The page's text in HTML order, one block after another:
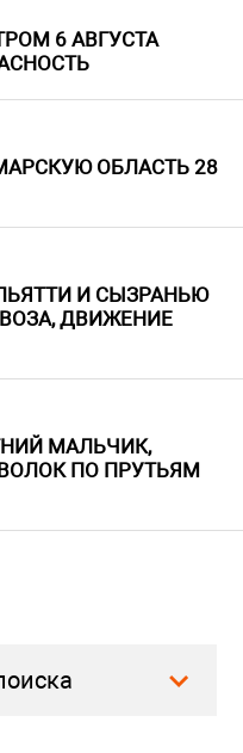
6 АВГУСТА
ОБЛАСТЬ 28
И СЫЗРАНЬЮ
ДВИЖЕНИЕ
МАЛЬЧИК,
ПО ПРУТЬЯМ